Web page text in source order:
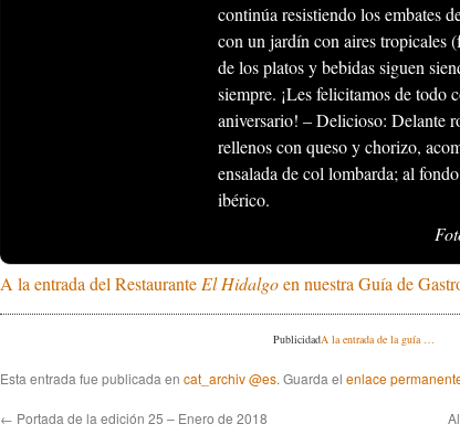
continúa resistiendo los embates
con un jardín con aires tropicales
de los platos y bebidas siguen
siempre. ¡Les felicitamos de todo
aniversario! – Delicioso: Delante
rellenos con queso y chorizo,
ensalada de col lombarda; al
ibérico.
A la entrada del Restaurante El Hidalgoen nuestra Guía de
PublicidadA la entrada de la guía …
Esta entrada fue publicada en cat_archiv @es. Guarda el enlace
← Portada de la edición 25 – Enero de 2018